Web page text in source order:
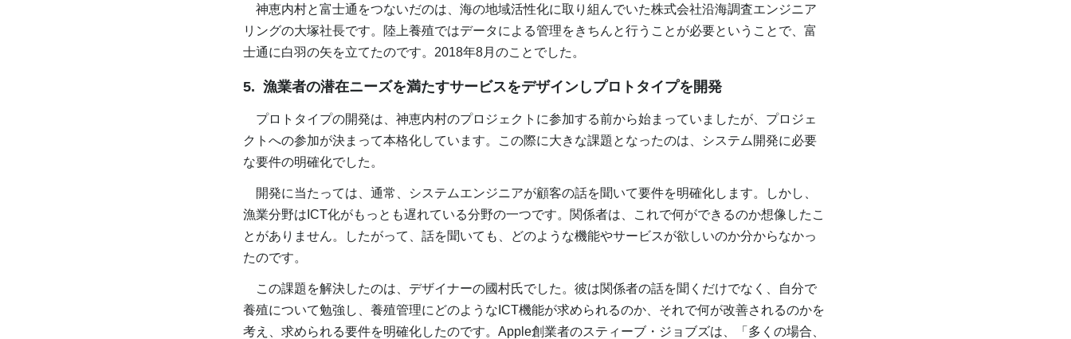
神恵内村と富士通をつないだのは、海の地域活性化に取り組んでいた株式会社沿海調査エンジニア
リングの大塚社長です。陸上養殖ではデータによる管理をきちんと行うことが必要ということで、富
士通に白羽の矢を立てたのです。2018年8月のことでした。
5. 漁業者の潜在ニーズを満たすサービスをデザインしプロトタイプを開発
プロトタイプの開発は、神恵内村のプロジェクトに参加する前から始まっていましたが、プロジェ
クトへの参加が決まって本格化しています。この際に大きな課題となったのは、システム開発に必要
な要件の明確化でした。
開発に当たっては、通常、システムエンジニアが顧客の話を聞いて要件を明確化します。しかし、
漁業分野はICT化がもっとも遅れている分野の一つです。関係者は、これで何ができるのか想像したこ
とがありません。したがって、話を聞いても、どのような機能やサービスが欲しいのか分からなかっ
たのです。
この課題を解決したのは、デザイナーの國村氏でした。彼は関係者の話を聞くだけでなく、自分で
養殖について勉強し、養殖管理にどのようなICT機能が求められるのか、それで何が改善されるのかを
考え、求められる要件を明確化したのです。Apple創業者のスティーブ・ジョブズは、「多くの場合、